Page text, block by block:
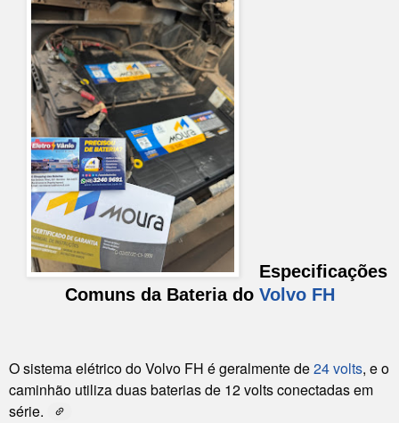
Especificações
Comuns da Bateria do Volvo FH
O sistema elétrico do Volvo FH é geralmente de24 volts, e o
caminhão utiliza duas baterias de 12 voltsconectadas em
série.